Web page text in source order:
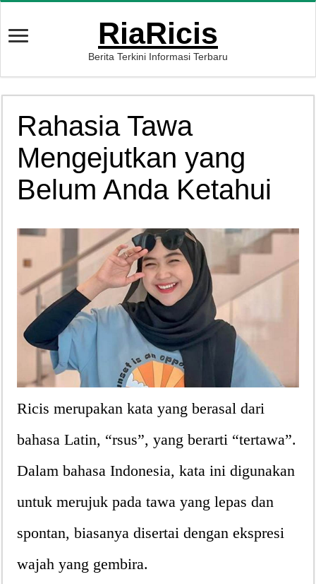
RiaRicis
Berita Terkini Informasi Terbaru
Rahasia Tawa
Mengejutkan yang
Belum Anda Ketahui
Ricis merupakan kata yang berasal dari
bahasa Latin, “rsus”, yang berarti “tertawa”.
Dalam bahasa Indonesia, kata ini digunakan
untuk merujuk pada tawa yang lepas dan
spontan, biasanya disertai dengan ekspresi
wajah yang gembira.